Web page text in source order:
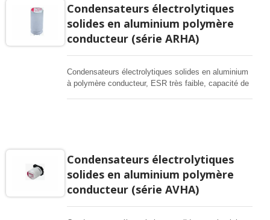
Condensateurs électrolytiques
solides en aluminium polymère
conducteur (série ARHA)
Condensateurs électrolytiques solides en aluminium
à polymère conducteur, ESR très faible, capacité de
Condensateurs électrolytiques
solides en aluminium polymère
conducteur (série AVHA)